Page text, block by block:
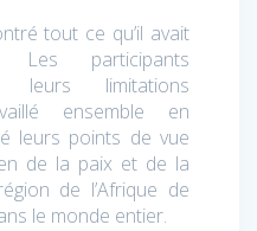
tout ce qu’il avait
participants
leurs limitations
ensemble en
leurs points de vue
de la paix et de la
de l’Afrique de
le monde entier.